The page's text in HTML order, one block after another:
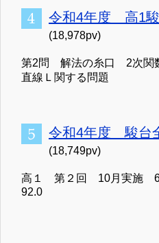
令和4年度 高1
(18,978pv)
第2問 解法の糸口 2次関
直線Ｌ関する問題
令和4年度 駿
(18,749pv)
高１ 第２回 10月実施
92.0